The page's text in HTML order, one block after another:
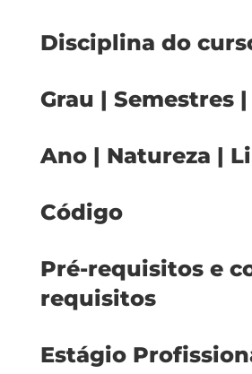
Disciplina do
Grau | Semestres |
Ano | Natureza |
Código
Pré-requisitos e
requisitos
Estágio